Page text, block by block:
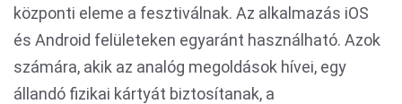
központi eleme a fesztiválnak. Az alkalmazás iOS
és Android felületeken egyaránt használható. Azok
számára, akik az analóg megoldások hívei, egy
állandó fizikai kártyát biztosítanak, a